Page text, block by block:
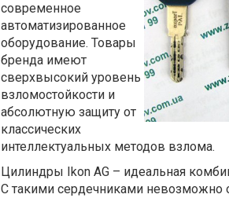
современное
автоматизированное
оборудование. Товары
бренда имеют
сверхвысокий уровень
взломостойкости и
абсолютную защиту от
классических
интеллектуальных методов взлома.
Цилиндры Ikon AG – идеальная
С такими сердечниками